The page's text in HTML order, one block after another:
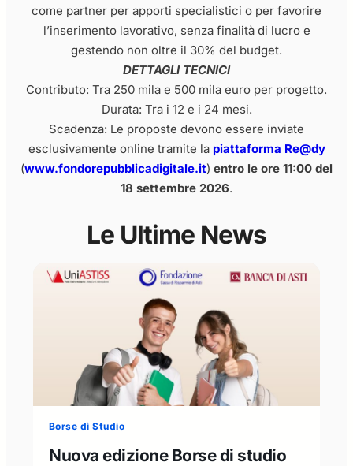
come partner per apporti specialistici o per favorire
l’inserimento lavorativo, senza finalità di lucro e
gestendo non oltre il 30% del budget.
DETTAGLI TECNICI
Contributo: Tra 250 mila e 500 mila euro per progetto.
Durata: Tra i 12 e i 24 mesi.
Scadenza: Le proposte devono essere inviate
esclusivamente online tramite la piattaforma Re@dy
(www.fondorepubblicadigitale.it) entro le ore 11:00 del
18 settembre 2026.
Le Ultime News
Borse di Studio
Nuova edizione Borse di studio